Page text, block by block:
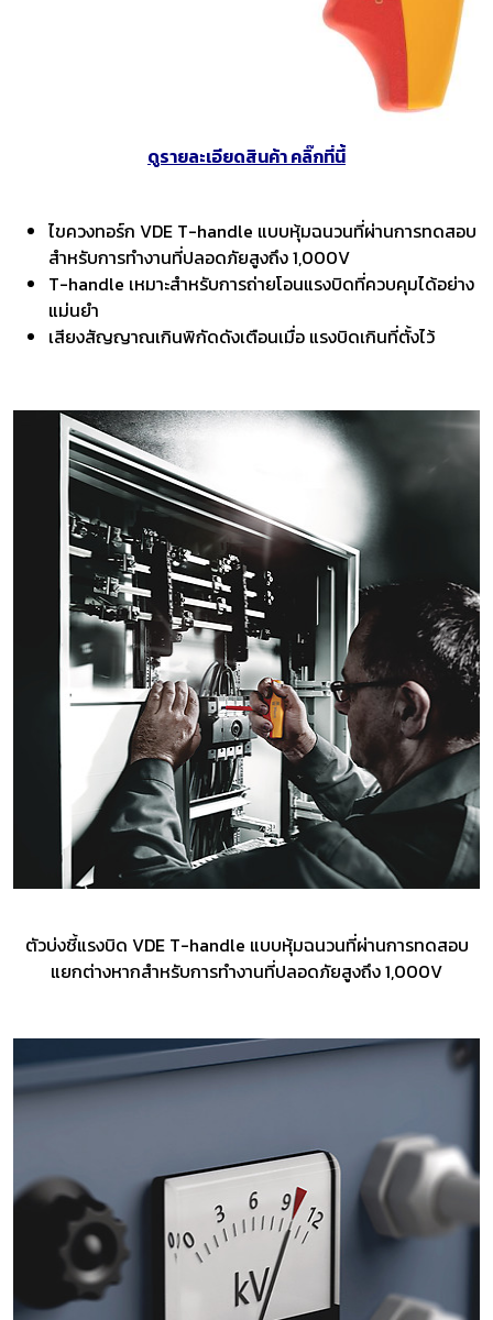
ดูรายละเอียดสินค้า คลิ๊กที่นี้
ไขควงทอร์ก VDE T-handle แบบหุ้มฉนวนที่ผ่านการทดสอบ
สำหรับการทำงานที่ปลอดภัยสูงถึง 1,000V
T-handle เหมาะสำหรับการถ่ายโอนแรงบิดที่ควบคุมได้อย่าง
แม่นยำ
เสียงสัญญาณเกินพิกัดดังเตือนเมื่อ แรงบิดเกินที่ตั้งไว้
ตัวบ่งชี้แรงบิด VDE T-handle แบบหุ้มฉนวนที่ผ่านการทดสอบ
แยกต่างหากสำหรับการทำงานที่ปลอดภัยสูงถึง 1,000V